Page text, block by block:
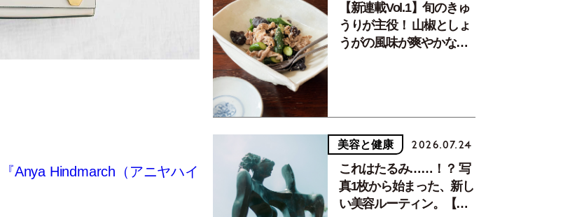
『Anya Hindmarch（アニヤハイ
【新連載Vol.1】旬のきゅ
うりが主役！ 山椒としょ
うがの風味が爽やかな、
美容と健康 2026.07.24
これはたるみ……！？ 写
真1枚から始まった、新し
い美容ルーティン。【中